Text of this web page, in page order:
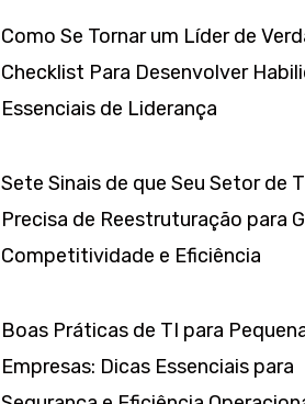
Como Se Tornar um Líder de
Checklist Para Desenvolver
Essenciais de Liderança
Sete Sinais de que Seu Setor de
Precisa de Reestruturação para
Competitividade e Eficiência
Boas Práticas de TI para
Empresas: Dicas Essenciais para